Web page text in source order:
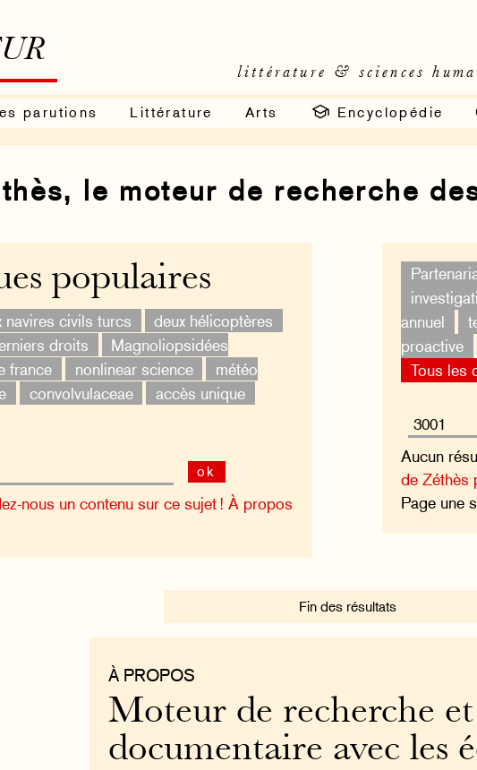
littérature & sciences
parutions Littérature Arts Encyclopédie
le moteur de recherche
annuel
proactive
Tous les
Aucun
de Zéthès
Page une
populaires
navires civils turcs
deux hélicoptères
droits
Magnoliopsidées
france nonlinear science
météo
convolvulaceae
accès unique
ok
nous un contenu sur ce sujet ! À propos
Fin des résultats
À PROPOS
Moteur de recherche
documentaire avec les